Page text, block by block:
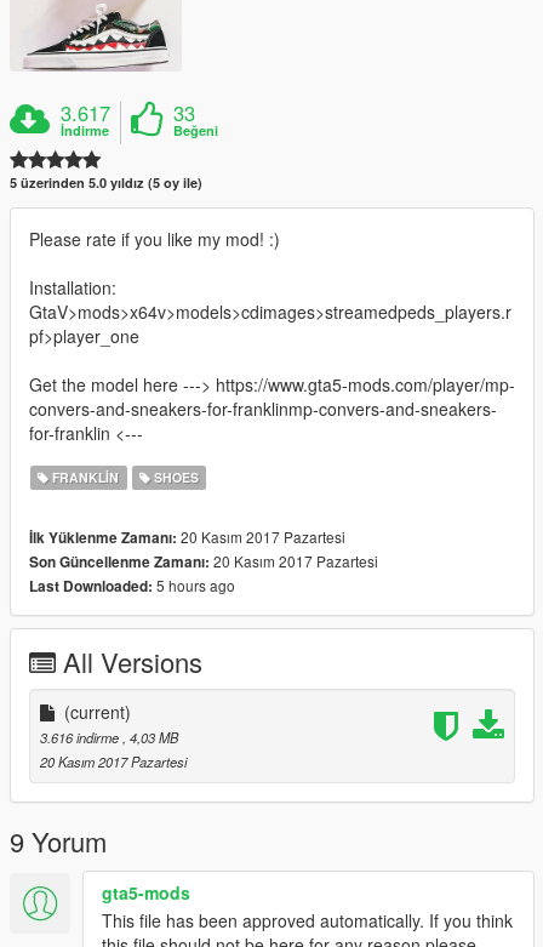
3.617
İndirme
33
Beğeni
5 üzerinden 5.0 yıldız (5 oy ile)
Please rate if you like my mod! :)
Installation:
GtaV>mods>x64v>models>cdimages>streamedpeds_players.r
pf>player_one
Get the model here ---> https://www.gta5-mods.com/player/mp-
convers-and-sneakers-for-franklinmp-convers-and-sneakers-
for-franklin <---
FRANKLIN SHOES
İlk Yüklenme Zamanı: 20 Kasım 2017 Pazartesi
Son Güncellenme Zamanı: 20 Kasım 2017 Pazartesi
Last Downloaded: 5 hours ago
All Versions
(current)
3.616 indirme, 4,03 MB
20 Kasım 2017 Pazartesi
9 Yorum
gta5-mods
This file has been approved automatically. If you think